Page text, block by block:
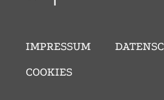
IMPRESSUM
COOKIES